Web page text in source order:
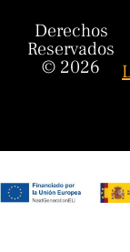
Derechos
Reservados
© 2026